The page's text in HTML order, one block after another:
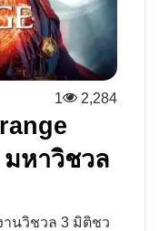
1 2,284
หาวิชวล
านวิชวล 3 มิติชว